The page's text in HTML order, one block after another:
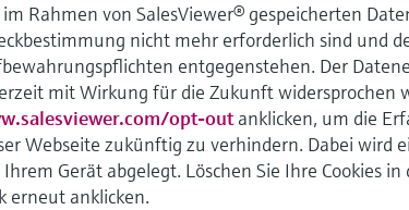
im Rahmen von SalesViewer® gespeicherten
nicht mehr erforderlich sind und
entgegenstehen. Der
mit Wirkung für die Zukunft widersprochen
opt-outanklicken, um die
Webseite zukünftig zu verhindern. Dabei wird
Gerät abgelegt. Löschen Sie Ihre Cookies
erneut anklicken.